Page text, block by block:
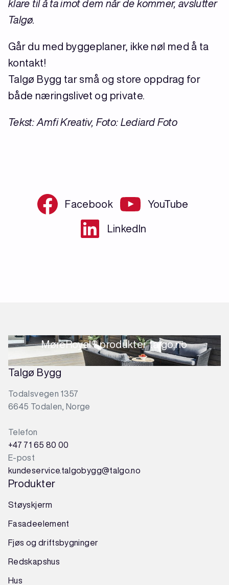
klare til å ta imot dem når de kommer, avslutter
Talgø.
Går du med byggeplaner, ikke nøl med å ta
kontakt!
Talgø Bygg tar små og store oppdrag for
både næringslivet og private.
Tekst: Amfi Kreativ, Foto: Lediard Foto
Facebook YouTube
LinkedIn
MøreRoyal® produkter talgo.no
Talgø Bygg
Todalsvegen 1357
6645 Todalen, Norge
Telefon
+47 71 65 80 00
E-post
kundeservice.talgobygg@talgo.no
Produkter
Støyskjerm
Fasadeelement
Fjøs og driftsbygninger
Redskapshus
Hus